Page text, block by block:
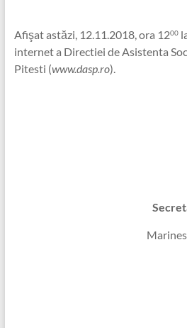
Afişat astăzi, 12.11.2018, ora 1200
internet a Directiei de Asistenta
Pitesti (www.dasp.ro).
Secretar